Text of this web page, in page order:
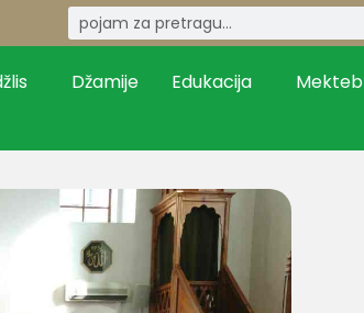
Džamije Edukacija Mekteb